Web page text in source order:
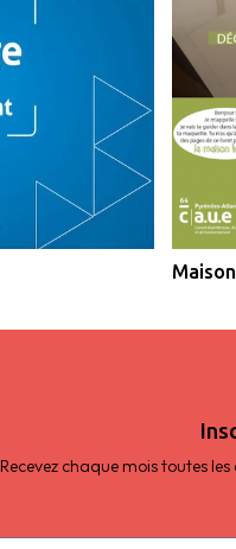
Recevez chaque mois toutes